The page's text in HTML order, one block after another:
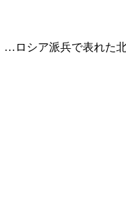
…ロシア派兵で表れた